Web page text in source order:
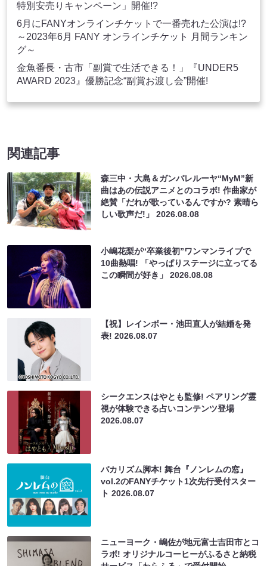
特別安売りキャンペーン」開催!?
6月にFANYオンラインチケットで一番売れた公演は!?
～2023年6月 FANY オンラインチケット 月間ランキン
グ～
金魚番長・古市「副賞で生活できる！」『UNDER5
AWARD 2023』優勝記念“副賞お渡し会”開催!
関連記事
森三中・大島＆ガンバレルーヤ“MyM”新
曲はあの伝説アニメとのコラボ! 作曲家が
絶賛「だれが歌っているんですか? 素晴ら
しい歌声だ!」2026.08.08
小嶋花梨が“卒業後初”ワンマンライブで
10曲熱唱! 「やっぱりステージに立ってる
この瞬間が好き」2026.08.08
【祝】レインボー・池田直人が結婚を発
表!2026.08.07
シークエンスはやとも監修! ペアリング霊
視が体験できる占いコンテンツ登場
2026.08.07
バカリズム脚本! 舞台『ノンレムの窓』
vol.2のFANYチケット1次先行受付スター
ト2026.08.07
ニューヨーク・嶋佐が地元富士吉田市とコ
ラボ! オリジナルコーヒーがふるさと納税